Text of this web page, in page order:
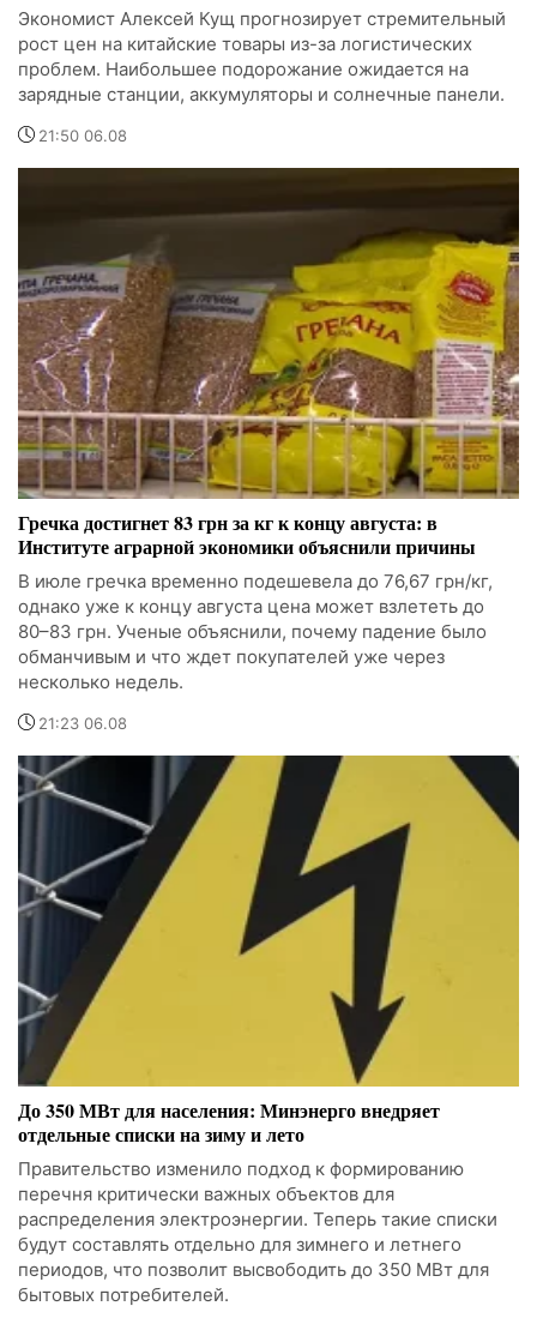
Экономист Алексей Кущ прогнозирует стремительный
рост цен на китайские товары из-за логистических
проблем. Наибольшее подорожание ожидается на
зарядные станции, аккумуляторы и солнечные панели.
21:50 06.08
Гречка достигнет 83 грн за кг к концу августа: в
Институте аграрной экономики объяснили причины
В июле гречка временно подешевела до 76,67 грн/кг,
однако уже к концу августа цена может взлететь до
80–83 грн. Ученые объяснили, почему падение было
обманчивым и что ждет покупателей уже через
несколько недель.
21:23 06.08
До 350 МВт для населения: Минэнерго внедряет
отдельные списки на зиму и лето
Правительство изменило подход к формированию
перечня критически важных объектов для
распределения электроэнергии. Теперь такие списки
будут составлять отдельно для зимнего и летнего
периодов, что позволит высвободить до 350 МВт для
бытовых потребителей.